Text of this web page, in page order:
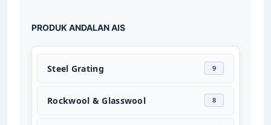
PRODUK ANDALAN AIS
Steel Grating 9
Rockwool & Glasswool 8